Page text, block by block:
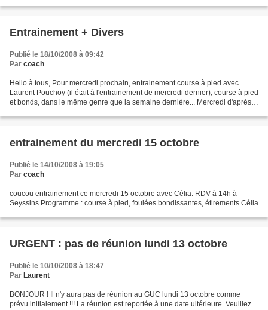
Entrainement + Divers
Publié le 18/10/2008 à 09:42
Par coach
Hello à tous, Pour mercredi prochain, entrainement course à pied avec
Laurent Pouchoy (il était à l'entrainement de mercredi dernier), course à pied
et bonds, dans le même genre que la semaine dernière... Mercredi d'après
entrainement du mercredi 15 octobre
Publié le 14/10/2008 à 19:05
Par coach
coucou entrainement ce mercredi 15 octobre avec Célia. RDV à 14h à
Seyssins Programme : course à pied, foulées bondissantes, étirements Célia
URGENT : pas de réunion lundi 13 octobre
Publié le 10/10/2008 à 18:47
Par Laurent
BONJOUR ! Il n'y aura pas de réunion au GUC lundi 13 octobre comme
prévu initialement !!! La réunion est reportée à une date ultérieure. Veuillez